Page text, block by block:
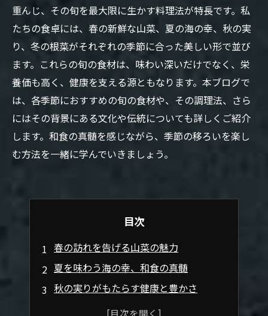
重んじ、その旬を最大限に生かす料理法が特長です。私
たちの食卓には、春の新鮮な山菜、夏の海の幸、秋の実
り、冬の根菜がそれぞれの季節に合った美しい形で並び
ます。これらの旬の食材は、味わい深いだけでなく、栄
養価も高く、健康を支える源ともなります。本ブログで
は、各季節におすすめの旬の食材や、その調理法、さら
にはその背景にある文化や伝統についても詳しくご紹介
します。和食の真髄を感じながら、季節の移ろいを楽し
む方法を一緒に学んでいきましょう。
目次
春の訪れを告げる山菜の魅力
夏を味わう海の幸、和食の真髄
秋の実りがもたらす健康と豊かさ
冬の根菜、旬の食材で体を温める